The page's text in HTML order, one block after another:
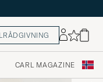
CARL MAGAZINE